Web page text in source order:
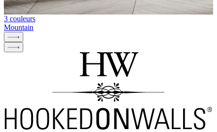
3 couleurs
Mountain